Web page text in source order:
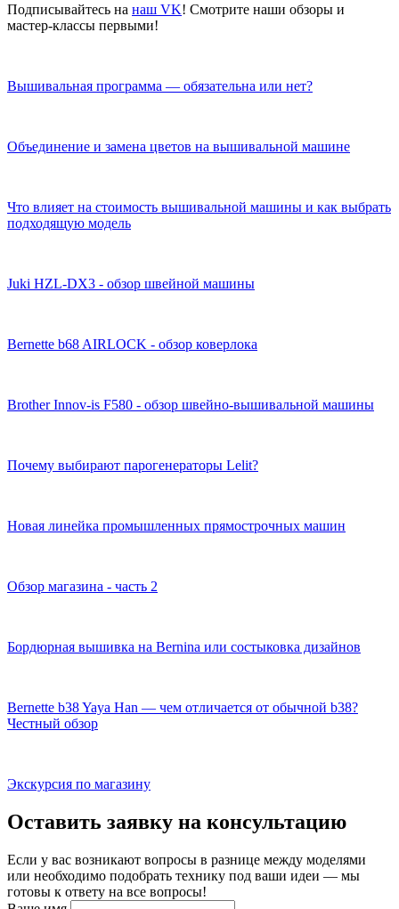
Подписывайтесь на наш VK! Смотрите наши обзоры и
мастер-классы первыми!
Вышивальная программа — обязательна или нет?
Объединение и замена цветов на вышивальной машине
Что влияет на стоимость вышивальной машины и как выбрать
подходящую модель
Juki HZL-DX3 - обзор швейной машины
Bernette b68 AIRLOCK - обзор коверлока
Brother Innov-is F580 - обзор швейно-вышивальной машины
Почему выбирают парогенераторы Lelit?
Новая линейка промышленных прямострочных машин
Обзор магазина - часть 2
Бордюрная вышивка на Bernina или состыковка дизайнов
Bernette b38 Yaya Han — чем отличается от обычной b38?
Честный обзор
Экскурсия по магазину
Оставить заявку на консультацию
Если у вас возникают вопросы в разнице между моделями
или необходимо подобрать технику под ваши идеи — мы
готовы к ответу на все вопросы!